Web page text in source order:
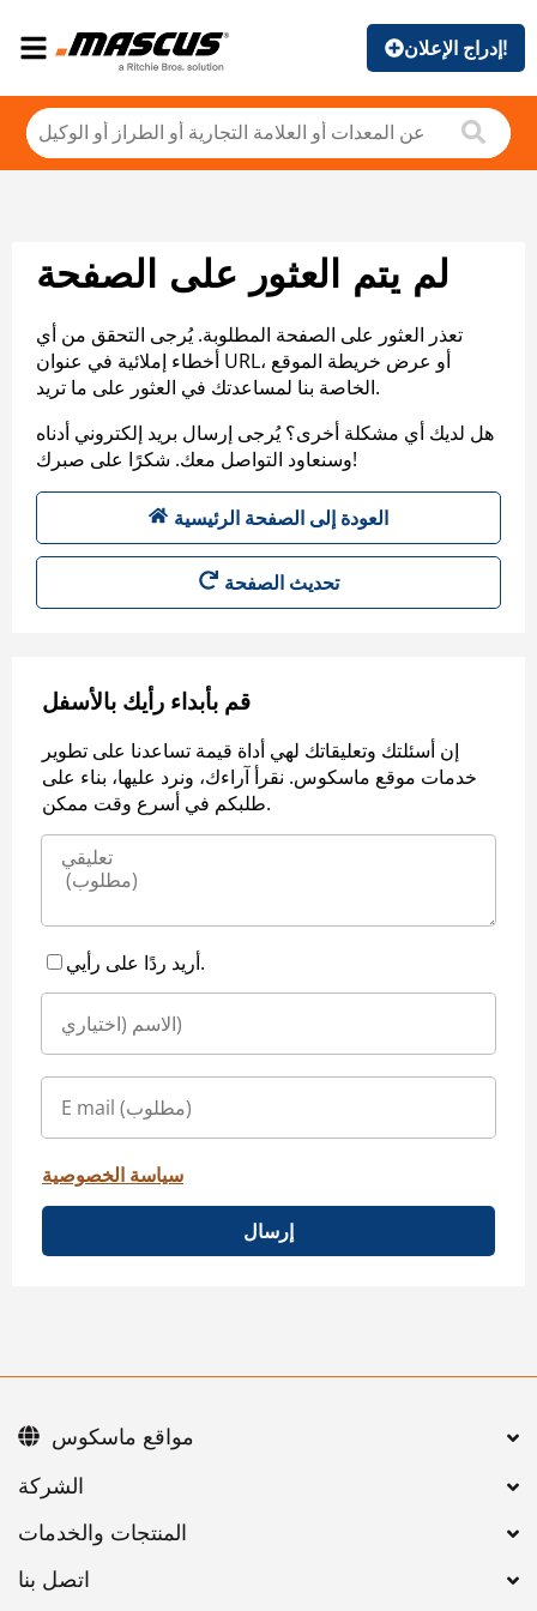
إدراج الإعلان!
لم يتم العثور على الصفحة
تعذر العثور على الصفحة المطلوبة. يُرجى التحقق من أي
أخطاء إملائية في عنوان URL، أو عرض خريطة الموقع
الخاصة بنا لمساعدتك في العثور على ما تريد.
هل لديك أي مشكلة أخرى؟ يُرجى إرسال بريد إلكتروني أدناه
وسنعاود التواصل معك. شكرًا على صبرك!
العودة إلى الصفحة الرئيسية
تحديث الصفحة
قم بأبداء رأيك بالأسفل
إن أسئلتك وتعليقاتك لهي أداة قيمة تساعدنا على تطوير
خدمات موقع ماسكوس. نقرأ آراءك، ونرد عليها، بناء على
طلبكم في أسرع وقت ممكن.
أريد ردًا على رأيي.
سياسة الخصوصية
إرسال
اتصل بنا
مواقع ماسكوس